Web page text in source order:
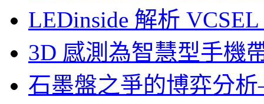
LEDinside 解析
3D 感測為智慧型手機
石墨盤之爭的博弈分